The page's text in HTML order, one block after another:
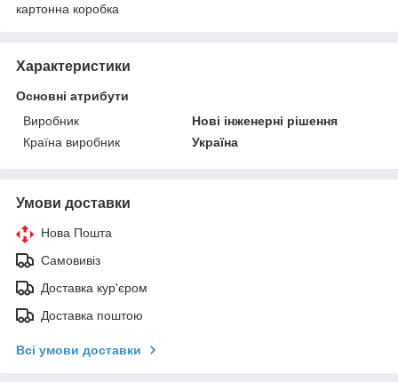
картонна коробка
Характеристики
Основні атрибути
Виробник
Нові інженерні рішення
Країна виробник
Україна
Умови доставки
Нова Пошта
Самовивіз
Доставка кур'єром
Доставка поштою
Всі умови доставки